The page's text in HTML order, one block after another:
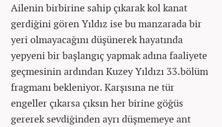
Ailenin birbirine sahip çıkarak kol kanat
gerdiğini gören Yıldız ise bu manzarada bir
yeri olmayacağını düşünerek hayatında
yepyeni bir başlangıç yapmak adına faaliyete
geçmesinin ardından Kuzey Yıldızı 33.bölüm
fragmanı bekleniyor. Karşısına ne tür
engeller çıkarsa çıksın her birine göğüs
gererek sevdiğinden ayrı düşmemeye ant